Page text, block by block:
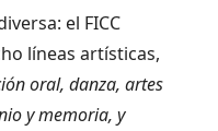
el FICC
líneas artísticas,
oral, danza, artes
y memoria, y